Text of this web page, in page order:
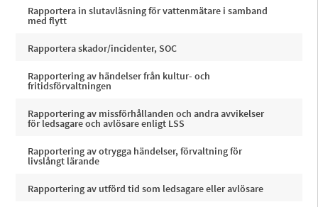
Rapportera in slutavläsning för vattenmätare i samband
med flytt
Rapportera skador/incidenter, SOC
Rapportering av händelser från kultur- och
fritidsförvaltningen
Rapportering av missförhållanden och andra avvikelser
för ledsagare och avlösare enligt LSS
Rapportering av otrygga händelser, förvaltning för
livslångt lärande
Rapportering av utförd tid som ledsagare eller avlösare